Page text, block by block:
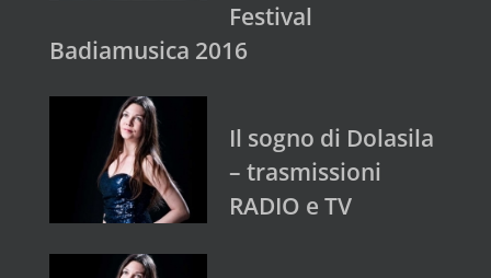
Festival
Badiamusica 2016
Il sogno di Dolasila
– trasmissioni
RADIO e TV